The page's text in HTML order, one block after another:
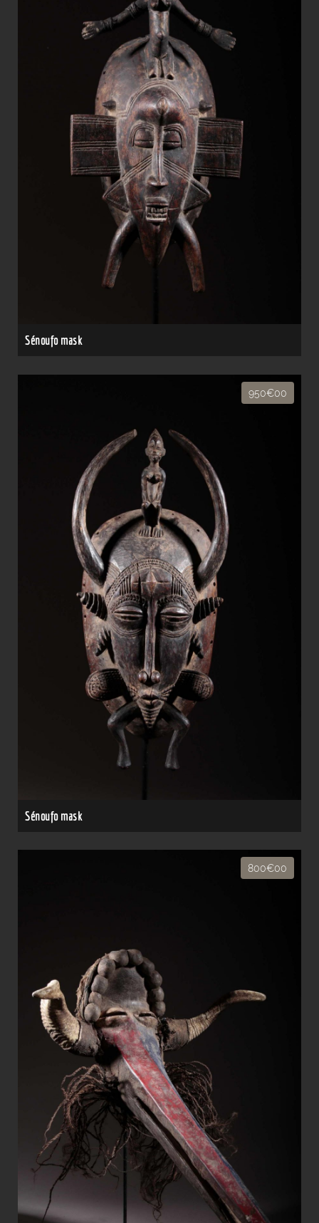
Sénoufo mask
950€00
Sénoufo mask
800€00